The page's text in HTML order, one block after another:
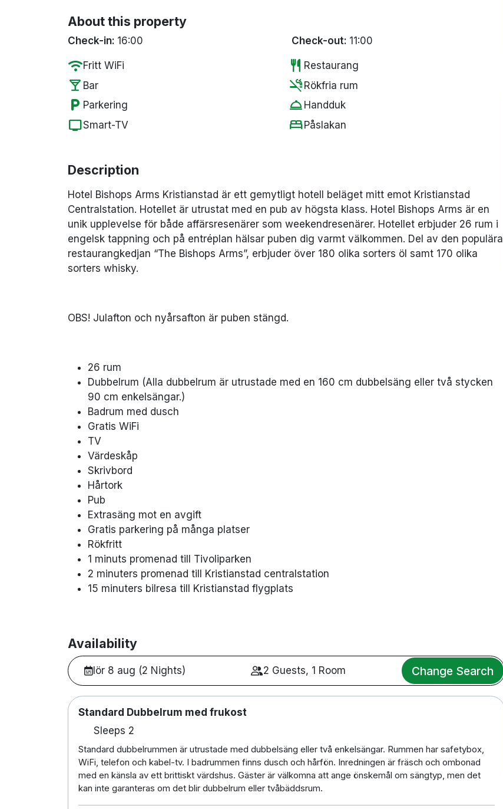
About this property
Check-in: 16:00 Check-out: 11:00
wifiFritt WiFi restaurant Restaurang
local_bar Bar smoke_free Rökfria rum
local_parking Parkering room_service Handduk
tvSmart-TV bedPåslakan
Description
Hotel Bishops Arms Kristianstad är ett gemytligt hotell beläget mitt emot Kristianstad
Centralstation. Hotellet är utrustat med en pub av högsta klass. Hotel Bishops Arms är en
unik upplevelse för både affärsresenärer som weekendresenärer. Hotellet erbjuder 26 rum i
engelsk tappning och på entréplan hälsar puben dig varmt välkommen. Del av den populära
restaurangkedjan “The Bishops Arms”, erbjuder över 180 olika sorters öl samt 170 olika
sorters whisky.
OBS! Julafton och nyårsafton är puben stängd.
26 rum
Dubbelrum (Alla dubbelrum är utrustade med en 160 cm dubbelsäng eller två stycken
90 cm enkelsängar.)
Badrum med dusch
Gratis WiFi
TV
Värdeskåp
Skrivbord
Hårtork
Pub
Extrasäng mot en avgift
Gratis parkering på många platser
Rökfritt
1 minuts promenad till Tivoliparken
2 minuters promenad till Kristianstad centralstation
15 minuters bilresa till Kristianstad flygplats
Availability
lör 8 aug (2 Nights) 2 Guests, 1 Room Change Search
Standard Dubbelrum med frukost
Sleeps 2
Standard dubbelrummen är utrustade med dubbelsäng eller två enkelsängar. Rummen har safetybox,
WiFi, telefon och kabel-tv. I badrummen finns dusch och hårfön. Inredningen är fräsch och ombonad
med en känsla av ett brittiskt värdshus. Gäster är välkomna att ange önskemål om sängtyp, men det
kan inte garanteras om det blir dubbelrum eller tvåbäddsrum.